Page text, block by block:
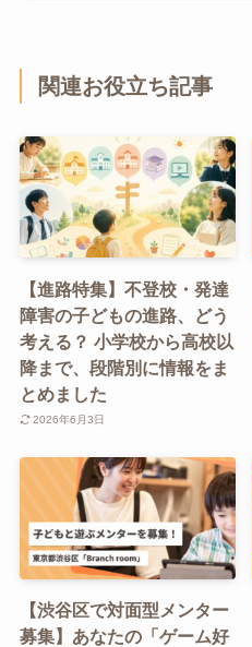
関連お役立ち記事
【進路特集】不登校・発達
障害の子どもの進路、どう
考える？ 小学校から高校以
降まで、段階別に情報をま
とめました
2026年6月3日
【渋谷区で対面型メンター
募集】あなたの「ゲーム好